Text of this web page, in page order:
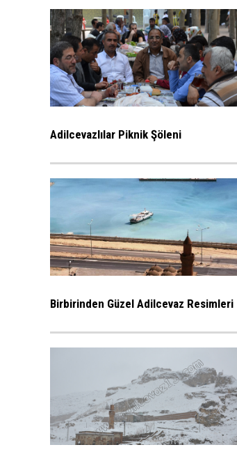
Adilcevazlılar Piknik Şöleni
Birbirinden Güzel Adilcevaz Resimleri